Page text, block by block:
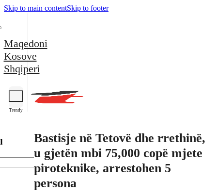
Skip to main contentSkip to footer
Maqedoni
Kosove
Shqiperi
Trendy
Bastisje në Tetovë dhe rrethinë,
u gjetën mbi 75,000 copë mjete
piroteknike, arrestohen 5
persona